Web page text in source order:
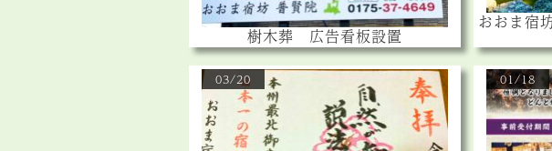
樹木葬 広告看板設置
おおま宿
03/20 01/18